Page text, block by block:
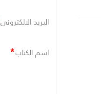
البريد الالكترونى
اسم الكتاب*